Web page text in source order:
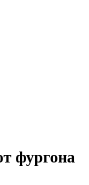
фургона